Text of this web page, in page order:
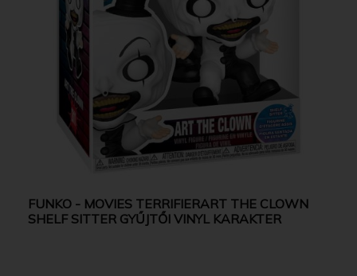
FUNKO - MOVIES TERRIFIERART THE CLOWN
SHELF SITTER GYŰJTŐI VINYL KARAKTER